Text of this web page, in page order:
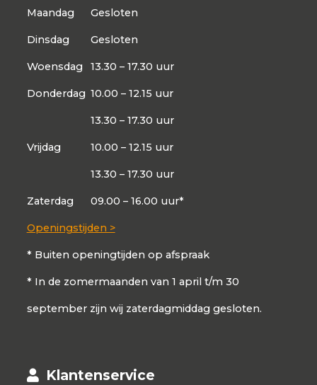
Maandag Gesloten
Dinsdag Gesloten
Woensdag 13.30 – 17.30 uur
Donderdag 10.00 – 12.15 uur
13.30 – 17.30 uur
Vrijdag 10.00 – 12.15 uur
13.30 – 17.30 uur
Zaterdag 09.00 – 16.00 uur*
Openingstijden >
* Buiten openingtijden op afspraak
* In de zomermaanden van 1 april t/m 30
september zijn wij zaterdagmiddag gesloten.
Klantenservice